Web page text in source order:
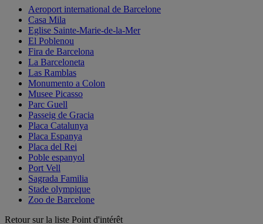
Aeroport international de Barcelone
Casa Mila
Eglise Sainte-Marie-de-la-Mer
El Poblenou
Fira de Barcelona
La Barceloneta
Las Ramblas
Monumento a Colon
Musee Picasso
Parc Guell
Passeig de Gracia
Placa Catalunya
Placa Espanya
Placa del Rei
Poble espanyol
Port Vell
Sagrada Familia
Stade olympique
Zoo de Barcelone
Retour sur la liste Point d'intérêt